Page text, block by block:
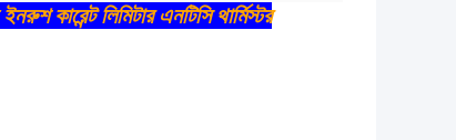
কারেন্ট লিমিটার এনটিসি থার্মিস্টর